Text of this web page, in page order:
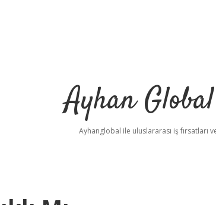
Ayhan
Ayhanglobal ile uluslararası iş fırsatları